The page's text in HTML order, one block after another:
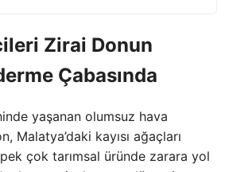
Zirai Donun
Çabasında
yaşanan olumsuz hava
Malatya’daki kayısı ağaçları
çok tarımsal üründe zarara yol